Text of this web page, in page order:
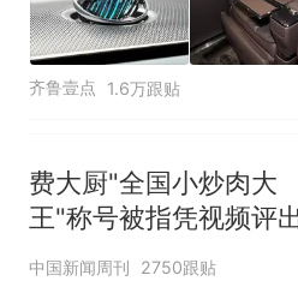
齐鲁壹点 1.6万跟贴
费大厨"全国小炒肉大
王"称号被指凭视频评
官方回应
中国新闻周刊 2750跟贴